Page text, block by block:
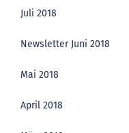
Juli 2018
Newsletter Juni 2018
Mai 2018
April 2018